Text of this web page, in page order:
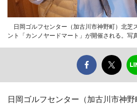
日岡ゴルフセンター（加古川市神野町）北芝
ント「カンノヤードマート」が開催される。写
日岡ゴルフセンター（加古川市神